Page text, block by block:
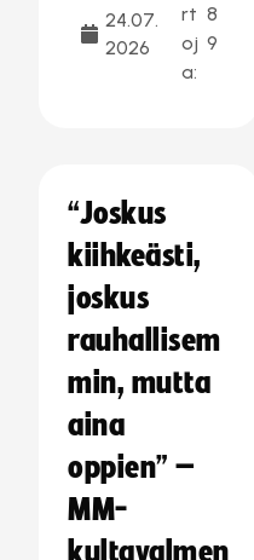
24.07.
2026
rt
oj
a:
8
9
“Joskus
kiihkeästi,
joskus
rauhallisem
min, mutta
aina
oppien” –
MM-
kultavalmen